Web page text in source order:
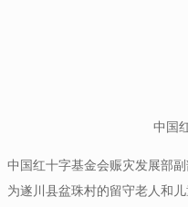
中国
中国红十字基金会赈灾发展部
为遂川县盆珠村的留守老人和